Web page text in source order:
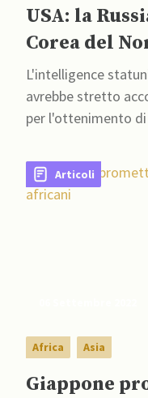
USA: la
Corea del
L'intelligence
avrebbe stretto
per l'ottenimento
Articoli
Africa Asia
Giappone